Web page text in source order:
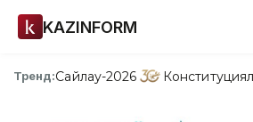
KAZINFORM
Тренд:Сайлау-2026